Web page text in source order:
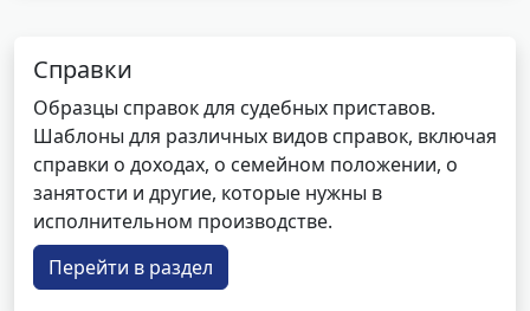
Справки
Образцы справок для судебных приставов.
Шаблоны для различных видов справок, включая
справки о доходах, о семейном положении, о
занятости и другие, которые нужны в
исполнительном производстве.
Перейти в раздел